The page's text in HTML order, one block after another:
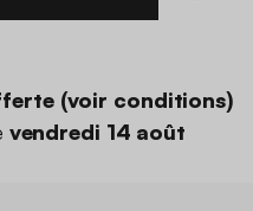
(voir conditions)
vendredi 14 août